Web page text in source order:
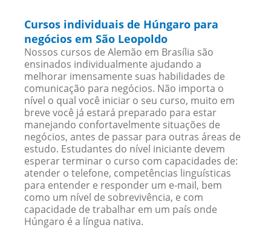
Cursos individuais de Húngaro para
negócios em São Leopoldo
Nossos cursos de Alemão em Brasília são
ensinados individualmente ajudando a
melhorar imensamente suas habilidades de
comunicação para negócios. Não importa o
nível o qual você iniciar o seu curso, muito em
breve você já estará preparado para estar
manejando confortavelmente situações de
negócios, antes de passar para outras áreas de
estudo. Estudantes do nível iniciante devem
esperar terminar o curso com capacidades de:
atender o telefone, competências linguísticas
para entender e responder um e-mail, bem
como um nível de sobrevivência, e com
capacidade de trabalhar em um país onde
Húngaro é a língua nativa.